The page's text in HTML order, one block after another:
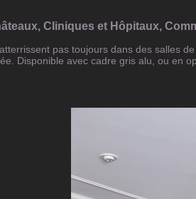
Cliniques et Hôpitaux,
pas toujours dans des salles
Disponible avec cadre gris alu, ou en